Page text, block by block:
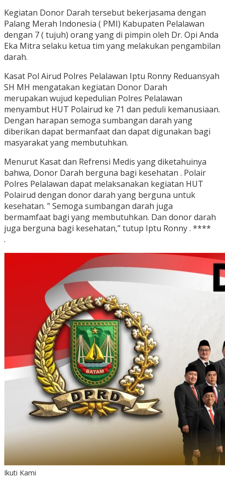
Kegiatan Donor Darah tersebut bekerjasama dengan
Palang Merah Indonesia ( PMI) Kabupaten Pelalawan
dengan 7 ( tujuh) orang yang di pimpin oleh Dr. Opi Anda
Eka Mitra selaku ketua tim yang melakukan pengambilan
darah.
Kasat Pol Airud Polres Pelalawan Iptu Ronny Reduansyah
SH MH mengatakan kegiatan Donor Darah
merupakan wujud kepedulian Polres Pelalawan
menyambut HUT Polairud ke 71 dan peduli kemanusiaan.
Dengan harapan semoga sumbangan darah yang
diberikan dapat bermanfaat dan dapat digunakan bagi
masyarakat yang membutuhkan.
Menurut Kasat dan Refrensi Medis yang diketahuinya
bahwa, Donor Darah berguna bagi kesehatan . Polair
Polres Pelalawan dapat melaksanakan kegiatan HUT
Polairud dengan donor darah yang berguna untuk
kesehatan. ” Semoga sumbangan darah juga
bermamfaat bagi yang membutuhkan. Dan donor darah
juga berguna bagi kesehatan,” tutup Iptu Ronny . ****
.
Ikuti Kami